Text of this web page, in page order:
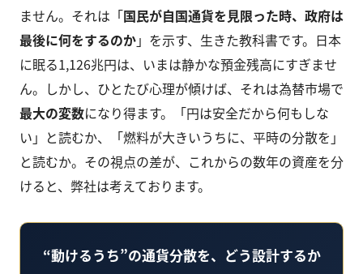
ません。それは「国民が自国通貨を見限った時、政府は
最後に何をするのか」を示す、生きた教科書です。日本
に眠る1,126兆円は、いまは静かな預金残高にすぎませ
ん。しかし、ひとたび心理が傾けば、それは為替市場で
最大の変数になり得ます。「円は安全だから何もしな
い」と読むか、「燃料が大きいうちに、平時の分散を」
と読むか。その視点の差が、これからの数年の資産を分
けると、弊社は考えております。
“動けるうち”の通貨分散を、どう設計するか